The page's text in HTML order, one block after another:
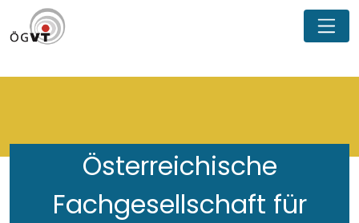
Österreichische
Fachgesellschaft für